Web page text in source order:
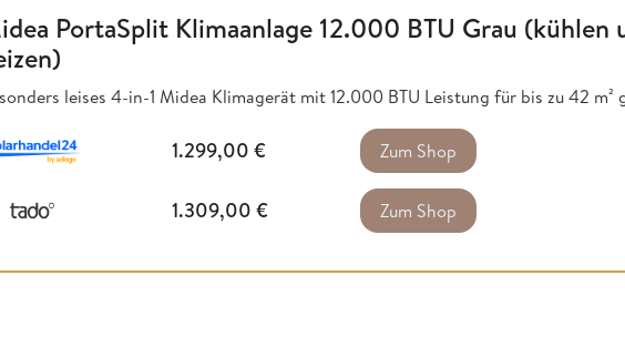
PortaSplit Klimaanlage 12.000 BTU Grau (kühlen
leises 4-in-1 Midea Klimagerät mit 12.000 BTU Leistung für bis zu 42 m²
1.299,00 € Zum Shop
1.309,00 € Zum Shop